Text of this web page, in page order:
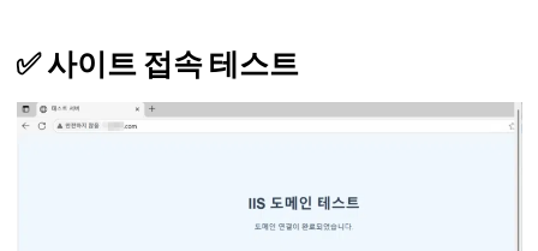
✅ 사이트 접속 테스트